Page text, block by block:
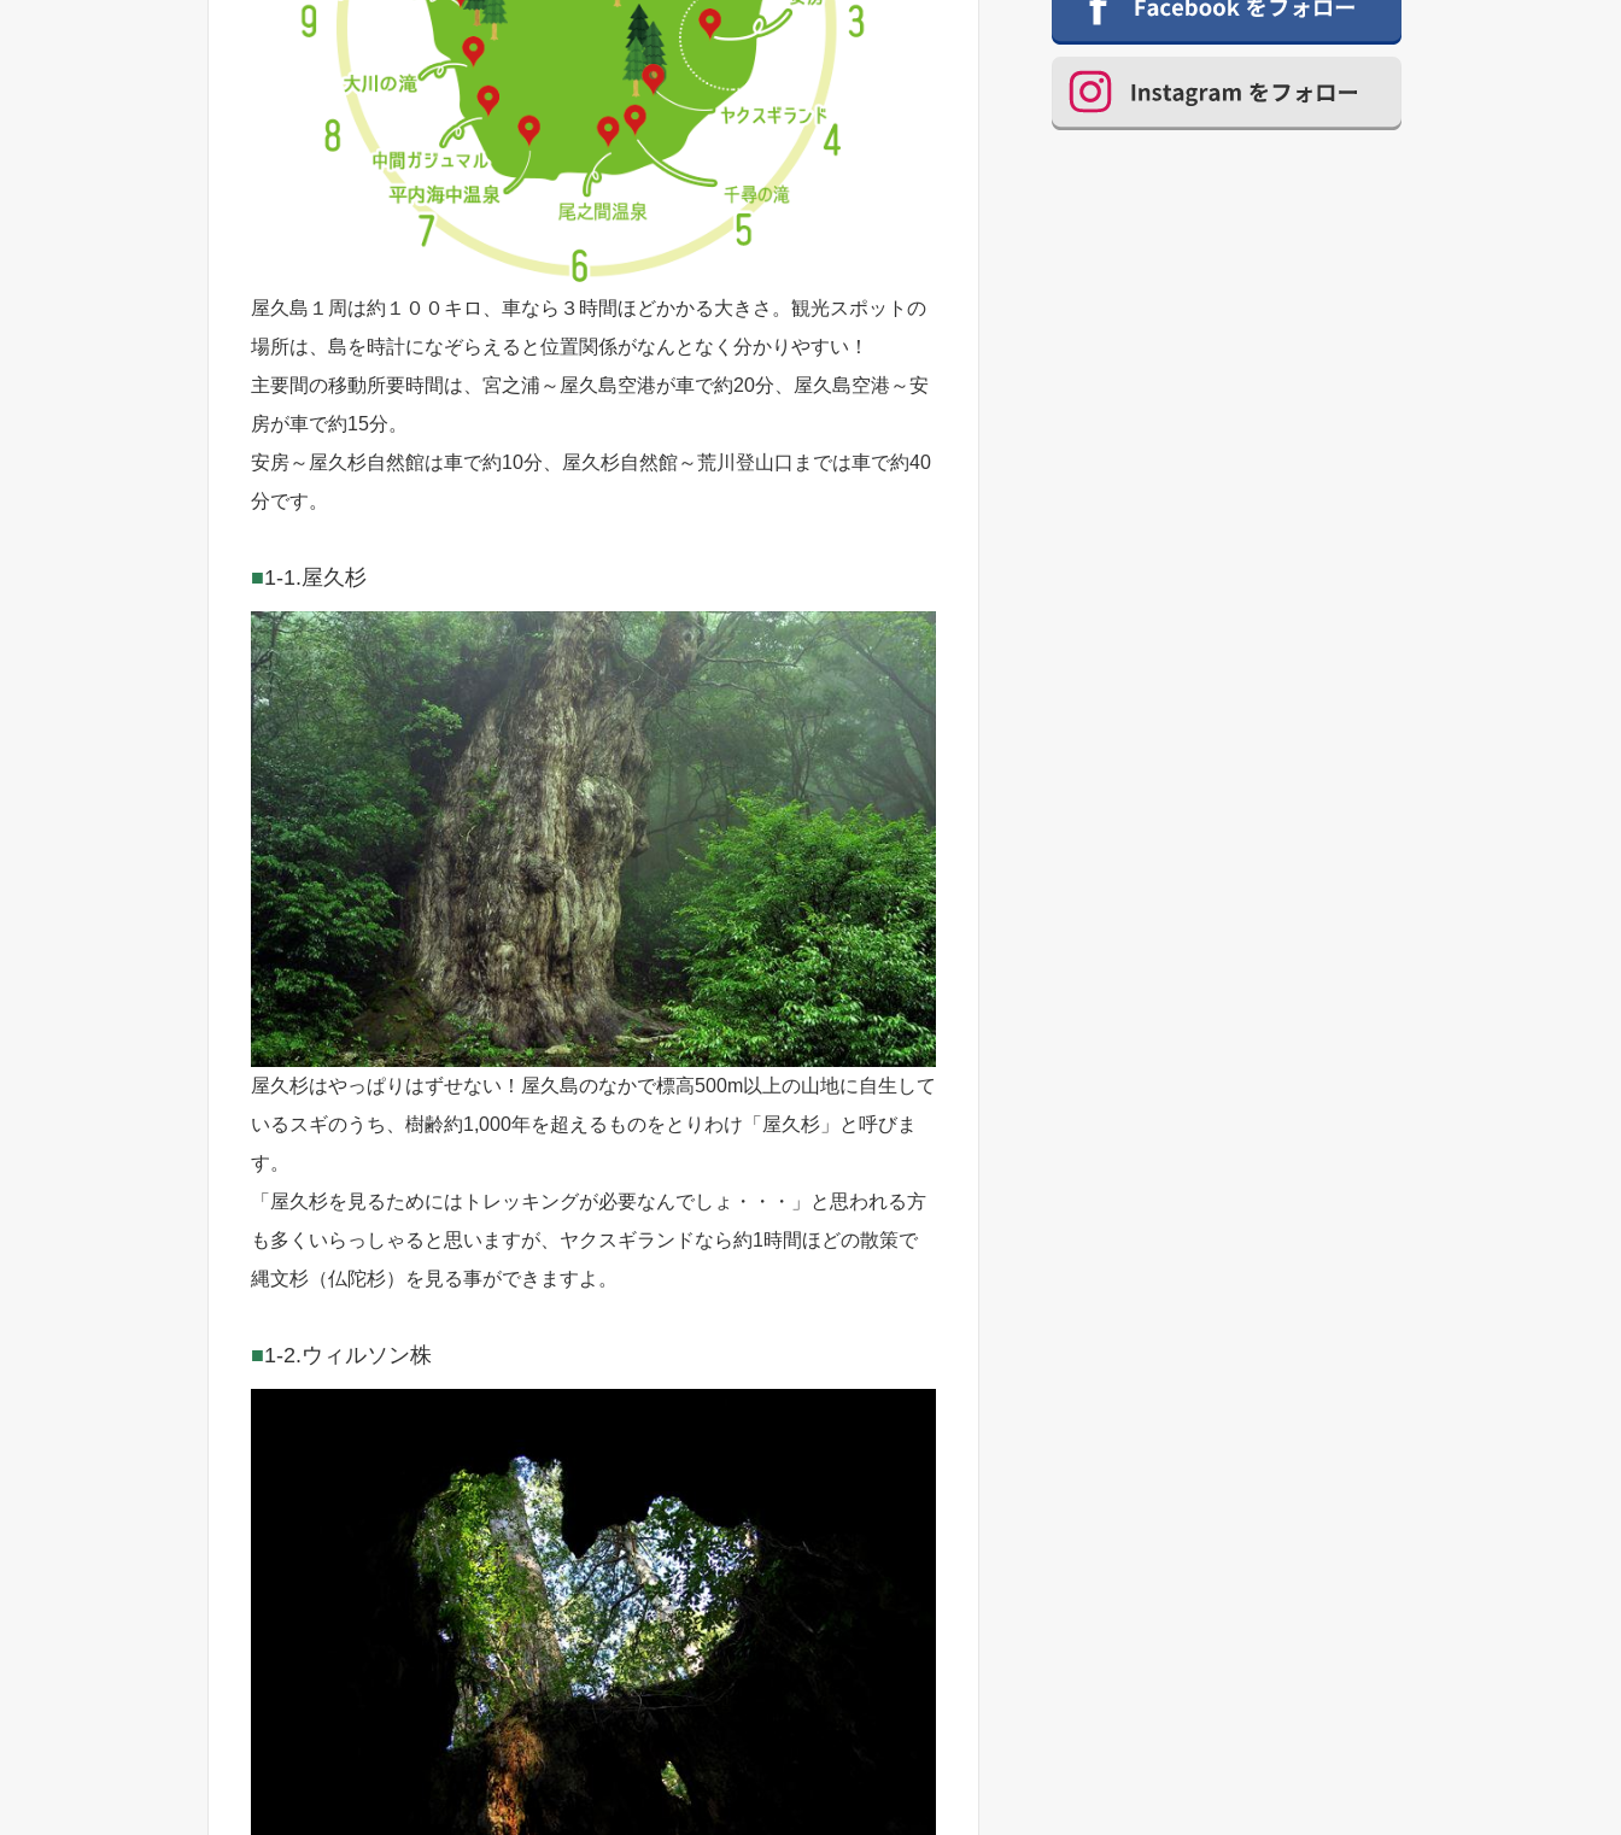
屋久島１周は約１００キロ、車なら３時間ほどかかる大きさ。観光スポットの
場所は、島を時計になぞらえると位置関係がなんとなく分かりやすい！
主要間の移動所要時間は、宮之浦～屋久島空港が車で約20分、屋久島空港～安
房が車で約15分。
安房～屋久杉自然館は車で約10分、屋久杉自然館～荒川登山口までは車で約40
分です。
1-1.屋久杉
屋久杉はやっぱりはずせない！屋久島のなかで標高500m以上の山地に自生して
いるスギのうち、樹齢約1,000年を超えるものをとりわけ「屋久杉」と呼びま
す。
「屋久杉を見るためにはトレッキングが必要なんでしょ・・・」と思われる方
も多くいらっしゃると思いますが、ヤクスギランドなら約1時間ほどの散策で
縄文杉（仏陀杉）を見る事ができますよ。
1-2.ウィルソン株